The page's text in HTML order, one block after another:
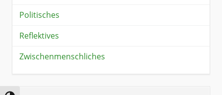
Politisches
Reflektives
Zwischenmenschliches